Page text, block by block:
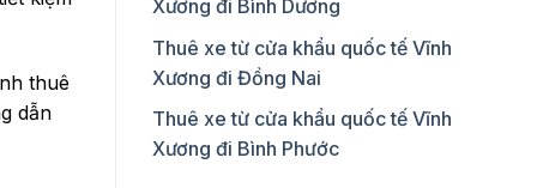
thuê
dẫn
Xương đi Bình Dương
Thuê xe từ cửa khẩu quốc tế Vĩnh
Xương đi Đồng Nai
Thuê xe từ cửa khẩu quốc tế Vĩnh
Xương đi Bình Phước